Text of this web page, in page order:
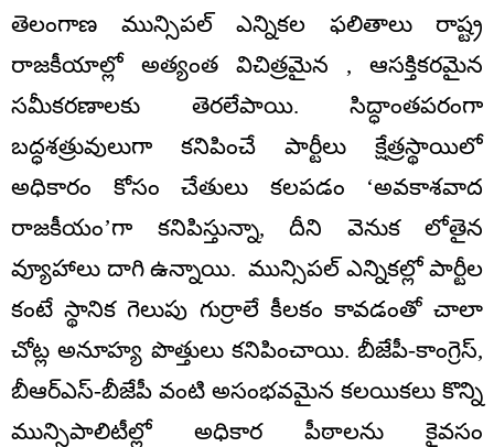
తెలంగాణ మున్సిపల్ ఎన్నికల ఫలితాలు రాష్ట్ర
రాజకీయాల్లో అత్యంత విచిత్రమైన , ఆసక్తికరమైన
సమీకరణాలకు తెరలేపాయి. సిద్ధాంతపరంగా
బద్ధశత్రువులుగా కనిపించే పార్టీలు క్షేత్రస్థాయిలో
అధికారం కోసం చేతులు కలపడం ‘అవకాశవాద
రాజకీయం’గా కనిపిస్తున్నా, దీని వెనుక లోతైన
వ్యూహాలు దాగి ఉన్నాయి. మున్సిపల్ ఎన్నికల్లో పార్టీల
కంటే స్థానిక గెలుపు గుర్రాలే కీలకం కావడంతో చాలా
చోట్ల అనూహ్య పొత్తులు కనిపించాయి. బీజేపీ-కాంగ్రెస్,
బీఆర్ఎస్-బీజేపీ వంటి అసంభవమైన కలయికలు కొన్ని
మున్సిపాలిటీల్లో అధికార పీఠాలను కైవసం